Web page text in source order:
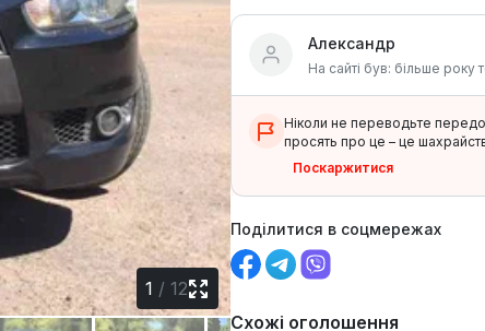
1 /12
Александр
На сайті був: більше року
Ніколи не переводьте
просять про це – це
Поскаржитися
Поділитися в соцмережах
Схожі оголошення